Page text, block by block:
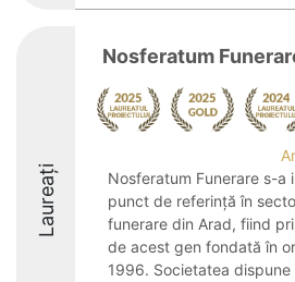
Laureați
Nosferatum
Nosferatum Funerare s-a
punct de referință în
funerare din Arad, fiind
de acest gen fondată în
1996. Societatea dispune